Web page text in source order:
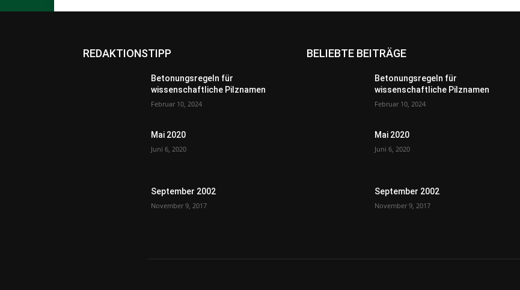
REDAKTIONSTIPP
Betonungsregeln für
wissenschaftliche Pilznamen
Februar 10, 2024
Mai 2020
Juni 6, 2020
September 2002
November 9, 2017
BELIEBTE BEITRÄGE
Betonungsregeln für
wissenschaftliche Pilznamen
Februar 10, 2024
Mai 2020
Juni 6, 2020
September 2002
November 9, 2017